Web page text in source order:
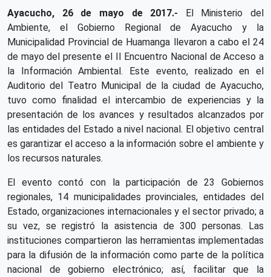
Ayacucho, 26 de mayo de 2017.- El Ministerio del
Ambiente, el Gobierno Regional de Ayacucho y la
Municipalidad Provincial de Huamanga llevaron a cabo el 24
de mayo del presente el II Encuentro Nacional de Acceso a
la Información Ambiental. Este evento, realizado en el
Auditorio del Teatro Municipal de la ciudad de Ayacucho,
tuvo como finalidad el intercambio de experiencias y la
presentación de los avances y resultados alcanzados por
las entidades del Estado a nivel nacional. El objetivo central
es garantizar el acceso a la información sobre el ambiente y
los recursos naturales.
El evento contó con la participación de 23 Gobiernos
regionales, 14 municipalidades provinciales, entidades del
Estado, organizaciones internacionales y el sector privado; a
su vez, se registró la asistencia de 300 personas. Las
instituciones compartieron las herramientas implementadas
para la difusión de la información como parte de la política
nacional de gobierno electrónico; así, facilitar que la